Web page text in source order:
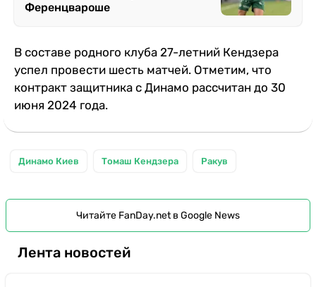
Ференцвароше
В составе родного клуба 27-летний Кендзера
успел провести шесть матчей. Отметим, что
контракт защитника с Динамо рассчитан до 30
июня 2024 года.
Динамо Киев Томаш Кендзера Ракув
Читайте FanDay.net в Google News
Лента новостей